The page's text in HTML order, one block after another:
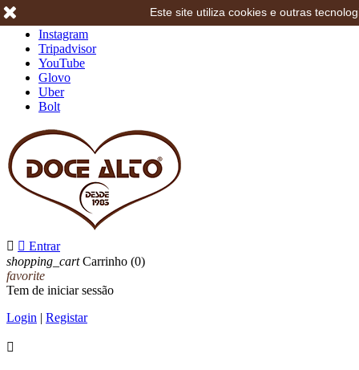
Instagram
Tripadvisor
YouTube
Glovo
Uber
Bolt
  Entrar
shopping_cart Carrinho (0)
favorite
Tem de iniciar sessão
Login | Registar

Este site utiliza cookies e outras